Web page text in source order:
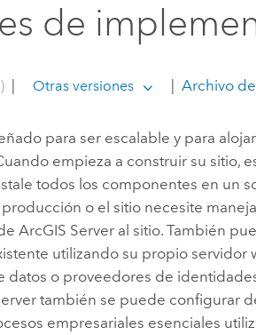
de
| Otras versiones | Archivo
para ser escalable y para
empieza a construir su sitio,
todos los componentes en un
o el sitio necesite
ArcGIS Server al sitio. También
utilizando su propio
datos o proveedores de
también se puede configurar
empresariales esenciales